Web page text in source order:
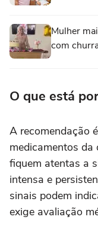
Mulher
com
O que está
A recomendação
medicamentos
fiquem atentas a
intensa e
sinais podem
exige avaliação